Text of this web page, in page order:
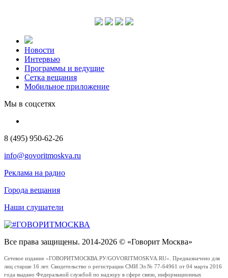
Новости
Интервью
Программы и ведущие
Сетка вещания
Мобильное приложение
Мы в соцсетях
8 (495) 950-62-26
info@govoritmoskva.ru
Реклама на радио
Города вещания
Наши слушатели
Все права защищены. 2014-2026 © «Говорит Москва»
Сетевое издание «ГОВОРИТМОСКВА.РУ/GOVORITMOSKVA.RU». Предназначено для
лиц старше 16 лет. Свидетельство о регистрации СМИ Эл № 77-64961 от 04 марта 2016
года выдано Федеральной службой по надзору в сфере связи, информационных